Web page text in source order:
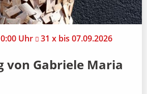
Uhr 31 x bis 07.09.2026
von Gabriele Maria